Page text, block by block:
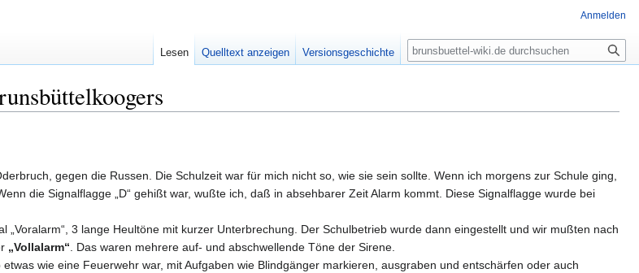
gegen die Russen. Die Schulzeit war für mich nicht so, wie sie sein sollte. Wenn ich morgens zur Schule ging,
die Signalflagge „D“ gehißt war, wußte ich, daß in absehbarer Zeit Alarm kommt. Diese Signalflagge wurde bei
„Voralarm“, 3 lange Heultöne mit kurzer Unterbrechung. Der Schulbetrieb wurde dann eingestellt und wir mußten nach
„Vollalarm“. Das waren mehrere auf- und abschwellende Töne der Sirene.
wie eine Feuerwehr war, mit Aufgaben wie Blindgänger markieren, ausgraben und entschärfen oder auch
Anmelden
Lesen Quelltext anzeigen Versionsgeschichte
Suche